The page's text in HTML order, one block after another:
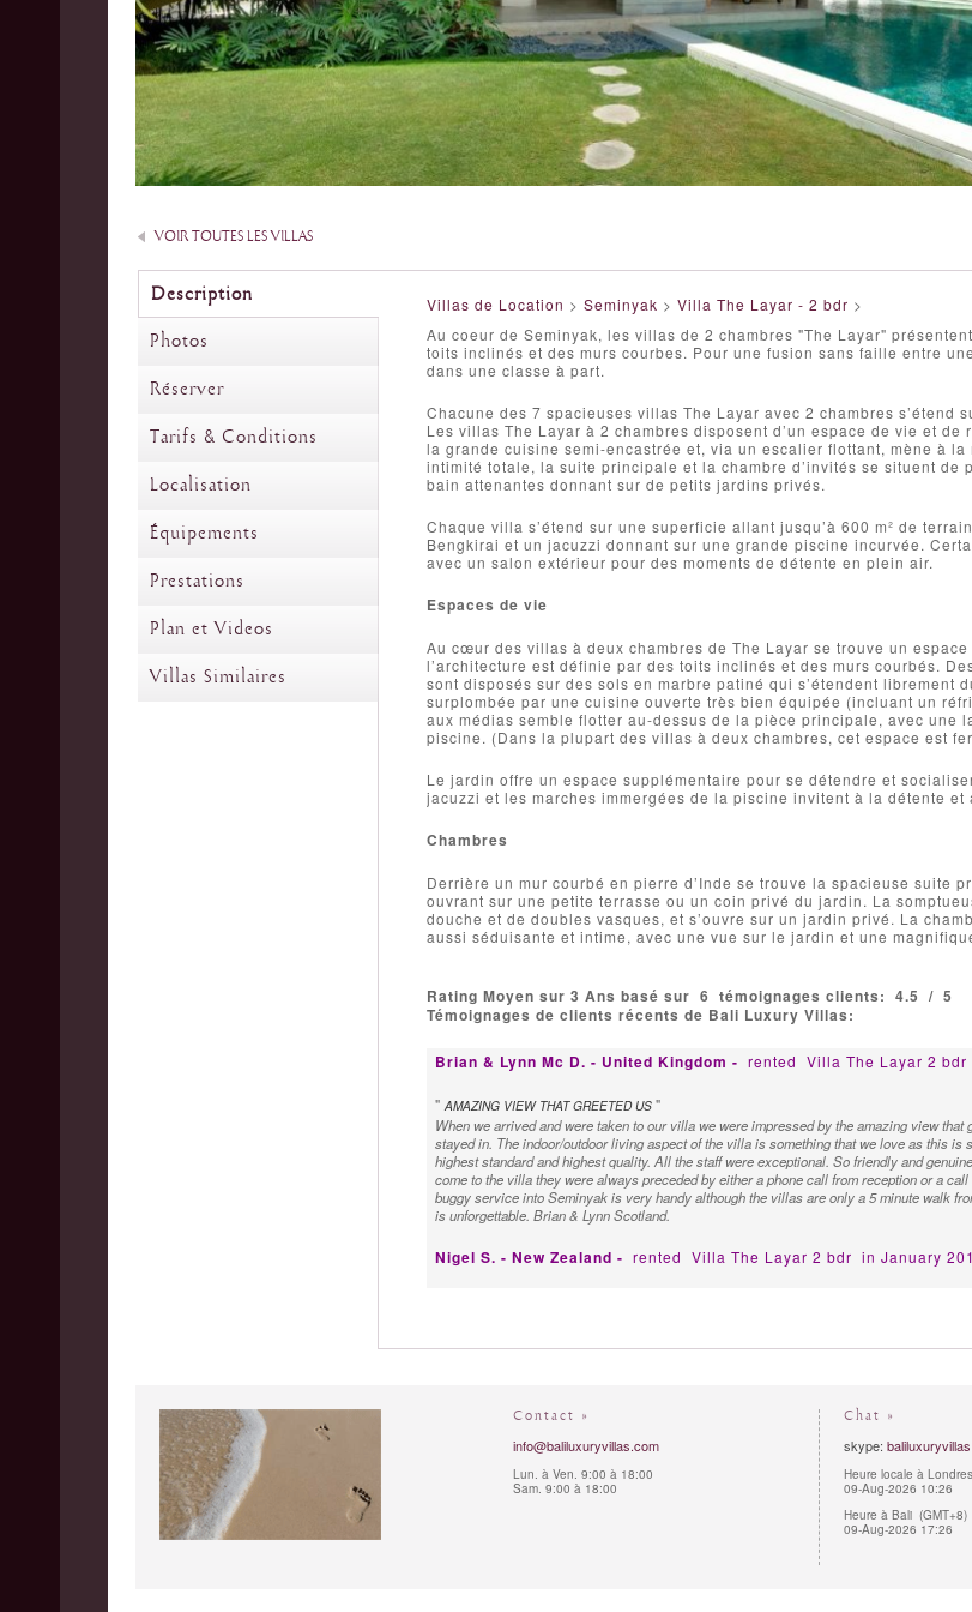
VOIR TOUTES LES VILLAS
Description
Photos
Réserver
Tarifs & Conditions
Localisation
Équipements
Prestations
Plan et Videos
Villas Similaires
Villas de Location > Seminyak > Villa The Layar - 2 bdr >
Au coeur de Seminyak, les villas de 2 chambres "The Layar"
toits inclinés et des murs courbes. Pour une fusion sans faille entre
dans une classe à part.
Chacune des 7 spacieuses villas The Layar avec 2 chambres
Les villas The Layar à 2 chambres disposent d’un espace de vie et
la grande cuisine semi-encastrée et, via un escalier flottant, mène à
intimité totale, la suite principale et la chambre d’invités se situent de
bain attenantes donnant sur de petits jardins privés.
Chaque villa s’étend sur une superficie allant jusqu’à 600 m² de
Bengkirai et un jacuzzi donnant sur une grande piscine incurvée.
avec un salon extérieur pour des moments de détente en plein air.
Espaces de vie
Au cœur des villas à deux chambres de The Layar se trouve un
l’architecture est définie par des toits inclinés et des murs courbés.
sont disposés sur des sols en marbre patiné qui s’étendent librement
surplombée par une cuisine ouverte très bien équipée (incluant un
aux médias semble flotter au-dessus de la pièce principale, avec une
piscine. (Dans la plupart des villas à deux chambres, cet espace est
Le jardin offre un espace supplémentaire pour se détendre et
jacuzzi et les marches immergées de la piscine invitent à la détente et
Chambres
Derrière un mur courbé en pierre d’Inde se trouve la spacieuse suite
ouvrant sur une petite terrasse ou un coin privé du jardin. La
douche et de doubles vasques, et s’ouvre sur un jardin privé. La
aussi séduisante et intime, avec une vue sur le jardin et une
Rating Moyen sur 3 Ans basé sur 6 témoignages clients: 4.5 / 5
Témoignages de clients récents de Bali Luxury Villas:
Brian & Lynn Mc D. - United Kingdom - rented Villa The Layar 2 bdr
" AMAZING VIEW THAT GREETED US "
When we arrived and were taken to our villa we were impressed by the amazing view
stayed in. The indoor/outdoor living aspect of the villa is something that we love as this
highest standard and highest quality. All the staff were exceptional. So friendly and
come to the villa they were always preceded by either a phone call from reception or a
buggy service into Seminyak is very handy although the villas are only a 5 minute walk
is unforgettable. Brian & Lynn Scotland.
Nigel S. - New Zealand - rented Villa The Layar 2 bdr in January
Contact »
info@baliluxuryvillas.com
Lun. à Ven. 9:00 à 18:00
Sam. 9:00 à 18:00
Chat »
skype: baliluxuryvillas
Heure locale à
09-Aug-2026 10:26
Heure à Bali (GMT+8)
09-Aug-2026 17:26